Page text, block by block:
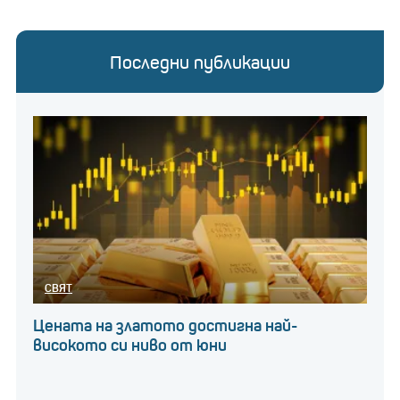
Минимизиране на въздействието на
студеното времеПоследни публикации
СВЯТ
Цената на златото достигна най-
високото си ниво от юни